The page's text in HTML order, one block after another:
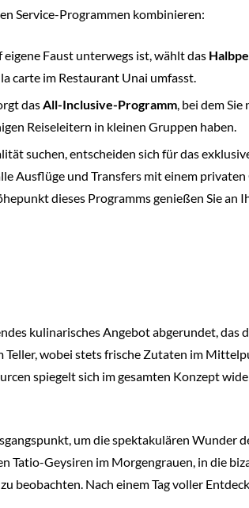
Service-Programmen kombinieren:
Faust unterwegs ist, wählt das
carte im Restaurant Unai umfasst.
dasAll-Inclusive-Programm, bei dem Sie
Reiseleitern in kleinen Gruppen haben.
suchen, entscheiden sich für das
Ausflüge und Transfers mit einem
dieses Programms genießen Sie
kulinarisches Angebot abgerundet,
wobei stets frische Zutaten im
spiegelt sich im gesamten Konzept
um die spektakulären Wunder
Tatio-Geysiren im Morgengrauen, in die
beobachten. Nach einem Tag voller